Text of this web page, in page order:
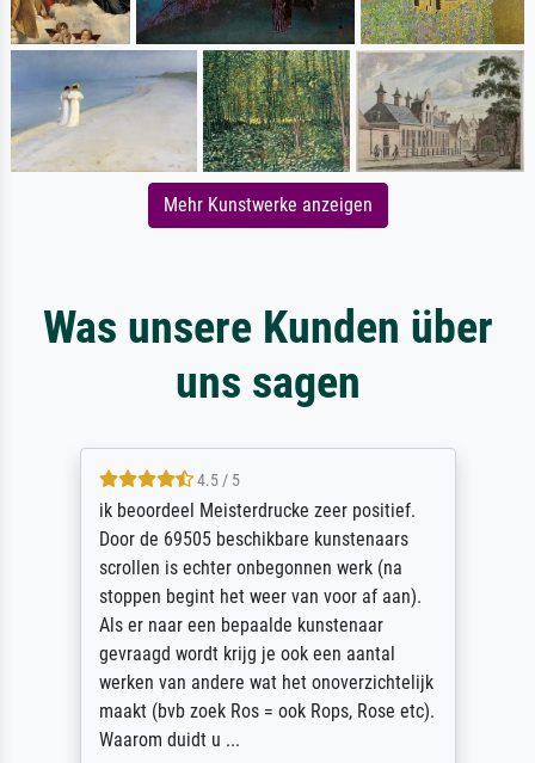
Mehr Kunstwerke anzeigen
Was unsere Kunden über
uns sagen
4.5 / 5
ik beoordeel Meisterdrucke zeer positief.
Door de 69505 beschikbare kunstenaars
scrollen is echter onbegonnen werk (na
stoppen begint het weer van voor af aan).
Als er naar een bepaalde kunstenaar
gevraagd wordt krijg je ook een aantal
werken van andere wat het onoverzichtelijk
maakt (bvb zoek Ros = ook Rops, Rose etc).
Waarom duidt u ...